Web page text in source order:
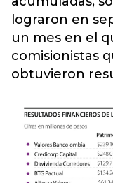
lograron en
un mes en el
comisionistas
obtuvieron